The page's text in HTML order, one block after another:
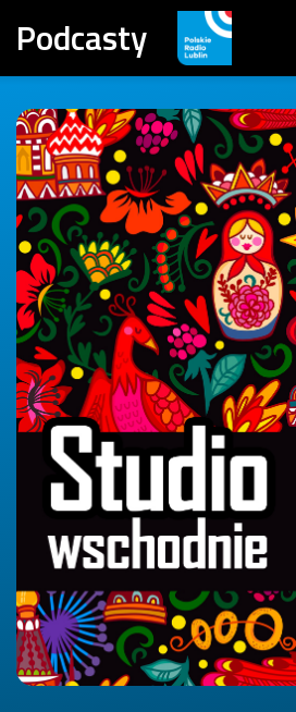
Podcasty